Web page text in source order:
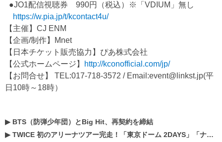
●JO1配信視聴券 990円（税込）※「VDIUM」無し
https://w.pia.jp/t/kcontact4u/
【主催】CJ ENM
【企画/制作】Mnet
【日本チケット販売協力】ぴあ株式会社
【公式ホームページ】
http://kconofficial.com/jp/
【お問合せ】 TEL:017-718-3572 / Email:event@linkst.jp(平
日10時～18時）
▶ BTS（防弾少年団）とBig Hit、再契約を締結
▶TWICE 初のアリーナツアー完走！「東京ドーム 2DAYS」「ナゴヤドーム1DAY」「京セラドーム1DAY」2019年ドームツアー開催決定！！